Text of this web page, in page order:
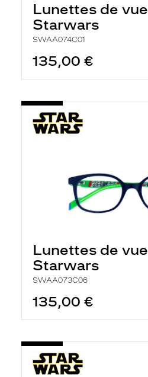
Lunettes de vue
Starwars
SWAA074C01
135,00 €
Lunettes de vue
Starwars
SWAA073C06
135,00 €